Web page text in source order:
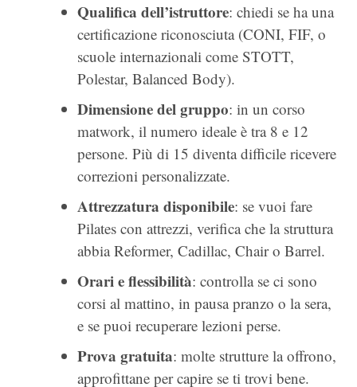
Qualifica dell’istruttore: chiedi se ha una
certificazione riconosciuta (CONI, FIF, o
scuole internazionali come STOTT,
Polestar, Balanced Body).
Dimensione del gruppo: in un corso
matwork, il numero ideale è tra 8 e 12
persone. Più di 15 diventa difficile ricevere
correzioni personalizzate.
Attrezzatura disponibile: se vuoi fare
Pilates con attrezzi, verifica che la struttura
abbia Reformer, Cadillac, Chair o Barrel.
Orari e flessibilità: controlla se ci sono
corsi al mattino, in pausa pranzo o la sera,
e se puoi recuperare lezioni perse.
Prova gratuita: molte strutture la offrono,
approfittane per capire se ti trovi bene.